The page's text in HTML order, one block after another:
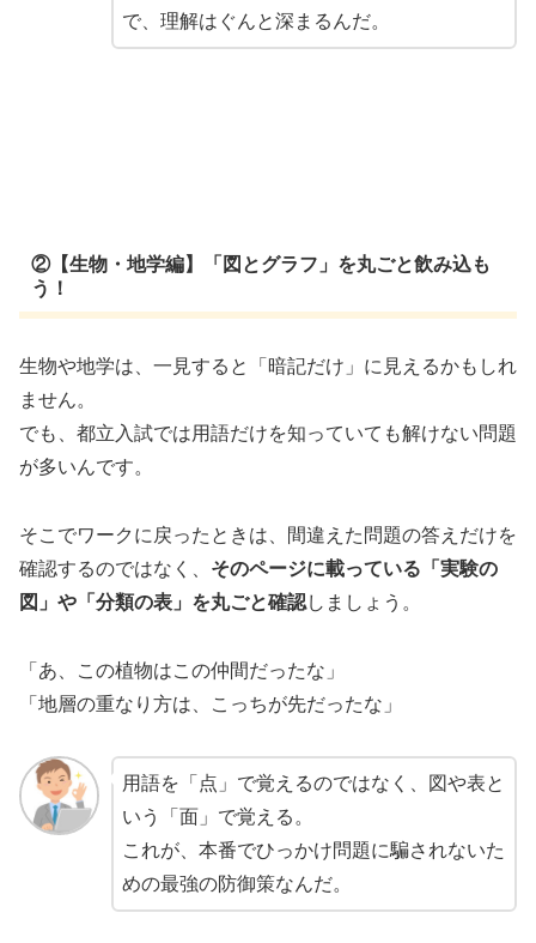
で、理解はぐんと深まるんだ。
②【生物・地学編】「図とグラフ」を丸ごと飲み込も
う！
生物や地学は、一見すると「暗記だけ」に見えるかもしれ
ません。
でも、都立入試では用語だけを知っていても解けない問題
が多いんです。
そこでワークに戻ったときは、間違えた問題の答えだけを
確認するのではなく、 そのページに載っている「実験の
図」や「分類の表」を丸ごと確認しましょう。
「あ、この植物はこの仲間だったな」
「地層の重なり方は、こっちが先だったな」
用語を「点」で覚えるのではなく、図や表と
いう「面」で覚える。
これが、本番でひっかけ問題に騙されないた
めの最強の防御策なんだ。